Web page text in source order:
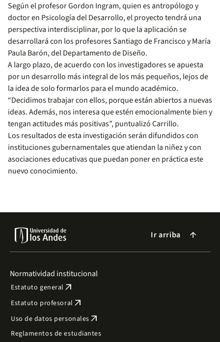
Según el profesor Gordon Ingram, quien es antropólogo y
doctor en Psicología del Desarrollo, el proyecto tendrá una
perspectiva interdisciplinar, por lo que la aplicación se
desarrollará con los profesores Santiago de Francisco y María
Paula Barón, del Departamento de Diseño.
A largo plazo, de acuerdo con los investigadores se apuesta
por un desarrollo más integral de los más pequeños, lejos de
la idea de solo formarlos para el mundo académico.
“Decidimos trabajar con ellos, porque están abiertos a nuevas
ideas. Además, nos interesa que estén emocionalmente bien y
tengan actitudes más positivas”, puntualizó Carrillo.
Los resultados de esta investigación serán difundidos con
instituciones gubernamentales que atiendan la niñez y con
asociaciones educativas que puedan poner en práctica este
nuevo conocimiento.
Ir arriba arrow_forward
Normatividad institucional
Estatuto general arrow_outward
Estatuto profesoral arrow_outward
Uso de datos personales arrow_outward
Reglamentos de estudiantes